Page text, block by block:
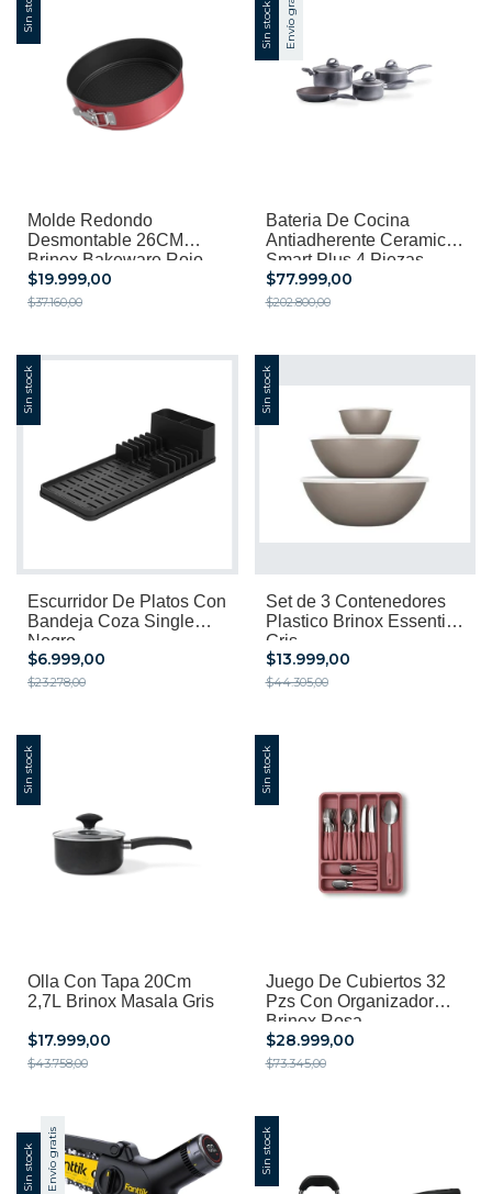
Molde Redondo
Desmontable 26CM
Brinox Bakeware Rojo
$19.999,00
$37.160,00
Sin stock Envío gratis
Bateria De Cocina
Antiadherente Ceramica
Smart Plus 4 Piezas
Brinox
$77.999,00
$202.800,00
Sin stock
Escurridor De Platos Con
Bandeja Coza Single
Negro
$6.999,00
$23.278,00
Sin stock
Set de 3 Contenedores
Plastico Brinox Essential
Gris
$13.999,00
$44.305,00
Sin stock
Olla Con Tapa 20Cm
2,7L Brinox Masala Gris
$17.999,00
$43.758,00
Sin stock
Juego De Cubiertos 32
Pzs Con Organizador
Brinox Rosa
$28.999,00
$73.345,00
Sin stock Envío gratis Sin stock